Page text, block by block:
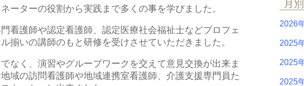
ーターの役割から実践まで多くの事を学びました。
看護師や認定看護師、認定医療社会福祉士などプロフェ
揃いの講師のもと研修を受けさせていただきました。
なく、演習やグループワークを交えて意見交換が出来ま
域の訪問看護師や地域連携室看護師、介護支援専門員た
月
2026
2025
2025
2025